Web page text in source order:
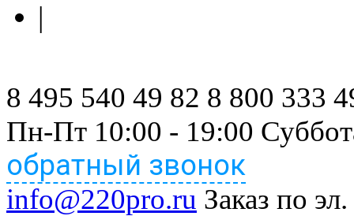
|
8 495 540 49 82 8 800 333
Пн-Пт 10:00 - 19:00
обратный звонок
info@220pro.ru Заказ по